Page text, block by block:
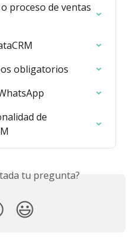
proceso de ventas
obligatorios
de
tu pregunta?
😃